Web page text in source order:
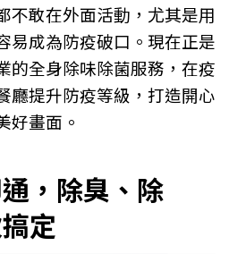
不敢在外面活動，尤其是用
易成為防疫破口。現在正是
的全身除味除菌服務，在疫
廳提升防疫等級，打造開心
好畫面。
，除臭、除
定